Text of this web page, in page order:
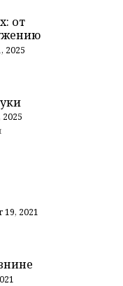
от
2025
2025
19, 2021